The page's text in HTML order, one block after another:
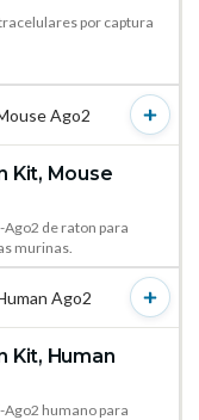
por captura
VER PRODUCTO →
Kit, Mouse
de raton para
murinas.
VER PRODUCTO →
Kit, Human
humano para